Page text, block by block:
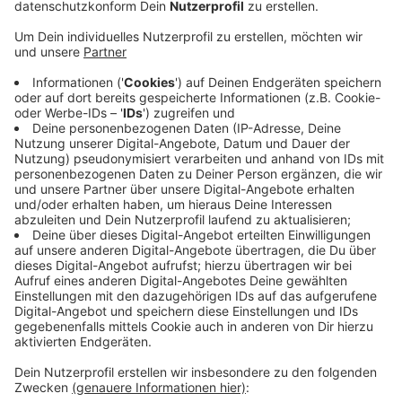
Die Quarantäne galt dort doppelt so lange, da es sich
um eine Gemeinschaftseinrichtung handelt. Zwei der
an Corona erkrankten Heimbewohner waren gestorben.
Der Oberbergische Kreis testet auch weiterhin
präventiv in allen Pflege- und
Betreuungseinrichtungen. In den letzten Tagen sind
hierbei drei Mitarbeiterinnen dreier weiterer
Einrichtungen positiv getestet worden: Im Wiehler
Haus am Konradsberg, im HBW Haus für Menschen
mit Behinderung in Wiehl sowie im Engelsstift in
Nümbrecht. Weitere Testergebnisse hier stehen noch
aus.
Anzeige